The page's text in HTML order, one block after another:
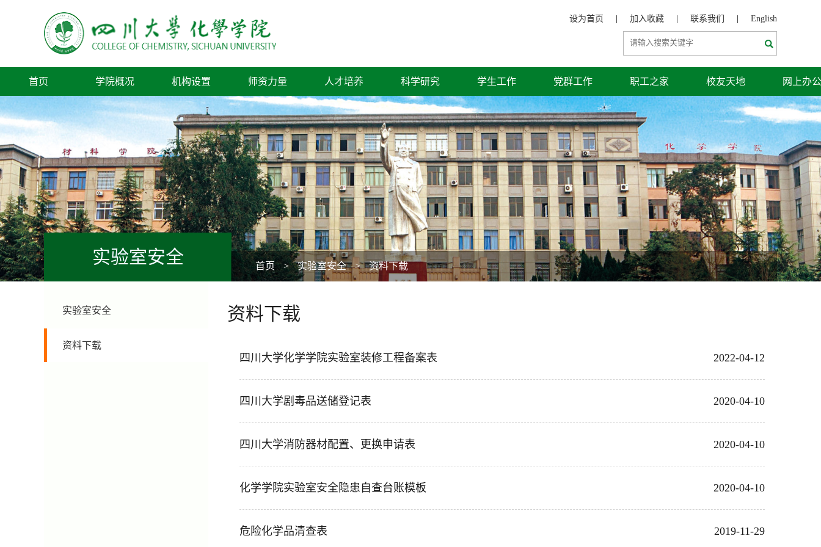
English
联系我们
加入收藏
设为首页
首页 学院概况 机构设置 师资力量 人才培养 科学研究 学生工作 党群工作 职工之家 校友天地 网上办公
实验室安全 首页 > 实验室安全 > 资料下载
实验室安全
资料下载
资料下载
2022-04-12
四川大学化学学院实验室装修工程备案表
2020-04-10
​四川大学剧毒品送储登记表
2020-04-10
四川大学消防器材配置、更换申请表
2020-04-10
化学学院实验室安全隐患自查台账模板
2019-11-29
危险化学品清查表